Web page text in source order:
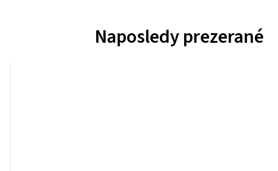
Naposledy prezerané